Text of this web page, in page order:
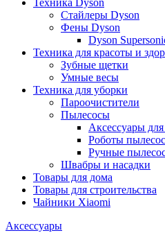
Техника Dyson
Стайлеры Dyson
Фены Dyson
Dyson
Техника для красоты и
Зубные щетки
Умные весы
Техника для уборки
Пароочистители
Пылесосы
Аксессуары
Роботы
Ручные
Швабры и насадки
Товары для дома
Товары для строительства
Чайники Xiaomi
Аксессуары